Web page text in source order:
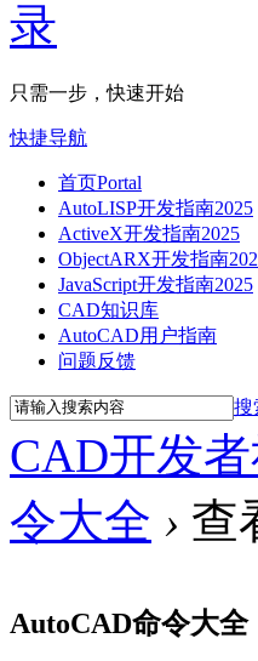
只需一步，快速开始
快捷导航
首页Portal
AutoLISP开发指南2025
ActiveX开发指南2025
ObjectARX开发指南
JavaScript开发指南2025
CAD知识库
AutoCAD用户指南
问题反馈
搜
CAD开发
令大全 › 查
AutoCAD命令大全